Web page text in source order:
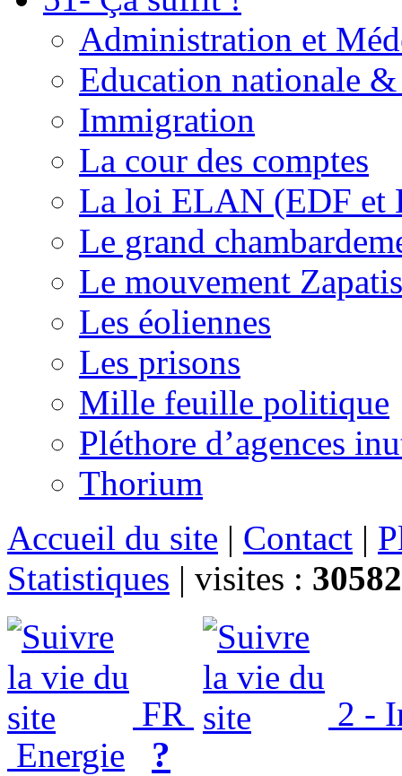
Administration et
Education nationale
Immigration
La cour des comptes
La loi ELAN (EDF et
Le grand
Le mouvement
Les éoliennes
Les prisons
Mille feuille politique
Pléthore d’agences
Thorium
Accueil du site | Contact |
Statistiques | visites :
FR
2 -
Energie
?